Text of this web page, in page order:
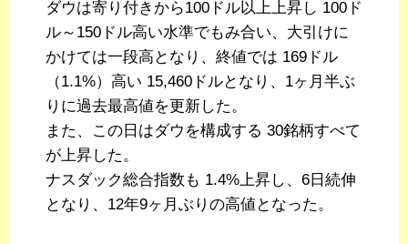
ダウは寄り付きから100ドル以上上昇し 100ド
ル～150ドル高い水準でもみ合い、大引けに
かけては一段高となり、終値では 169ドル
（1.1%）高い 15,460ドルとなり、1ヶ月半ぶ
りに過去最高値を更新した。
また、この日はダウを構成する 30銘柄すべて
が上昇した。
ナスダック総合指数も 1.4%上昇し、6日続伸
となり、12年9ヶ月ぶりの高値となった。